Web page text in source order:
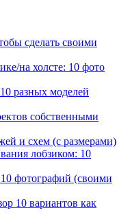
сделать своими
на холсте: 10 фото
разных моделей
собственными
и схем (с размерами)
лобзиком: 10
фотографий (своими
10 вариантов как